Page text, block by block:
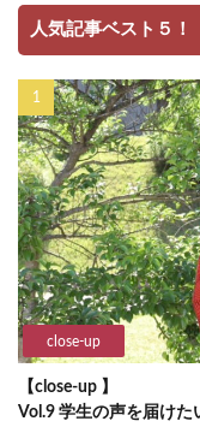
人気記事ベスト５！
close-up
【close-up 】
Vol.9 学生の声を届け